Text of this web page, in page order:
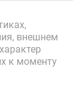
внешнем
к моменту